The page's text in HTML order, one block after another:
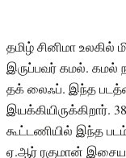
தமிழ் சினிமா உலகில்
இருப்பவர் கமல். கமல்
தக் லைஃப். இந்த
இயக்கியிருக்கிறார்.
கூட்டணியில் இந்த
ஏ.ஆர் ரகுமான்